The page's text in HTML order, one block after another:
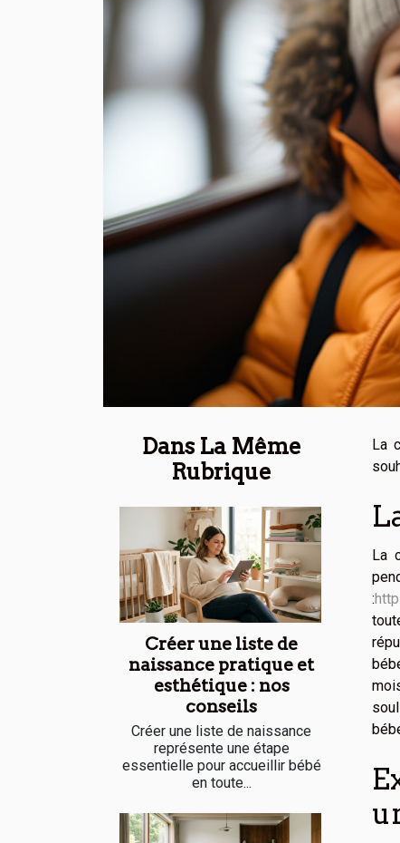
Dans La Même
Rubrique
Créer une liste de
naissance pratique et
esthétique : nos
conseils
Créer une liste de naissance
représente une étape
essentielle pour accueillir bébé
en toute...
La
La
: